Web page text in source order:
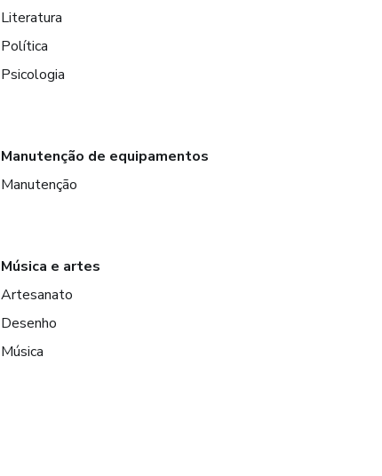
Literatura
Política
Psicologia
Manutenção de equipamentos
Manutenção
Música e artes
Artesanato
Desenho
Música